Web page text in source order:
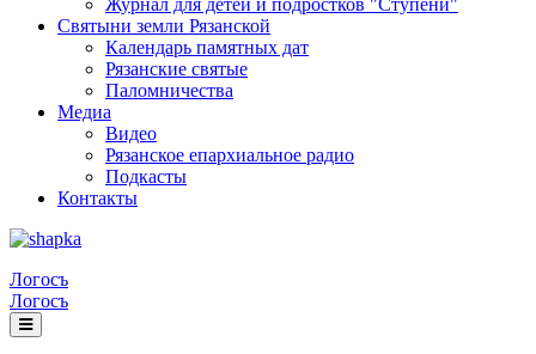
Журнал для детей и подростков "Ступени"
Святыни земли Рязанской
Календарь памятных дат
Рязанские святые
Паломничества
Медиа
Видео
Рязанское епархиальное радио
Подкасты
Контакты
Логосъ
Логосъ